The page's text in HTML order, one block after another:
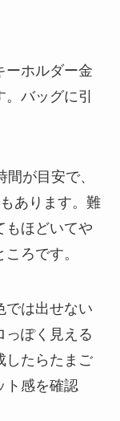
ーホルダー金
バッグに引
が目安で、
あります。難
ほどいてや
ろです。
では出せない
っぽく見える
したらたまご
ト感を確認